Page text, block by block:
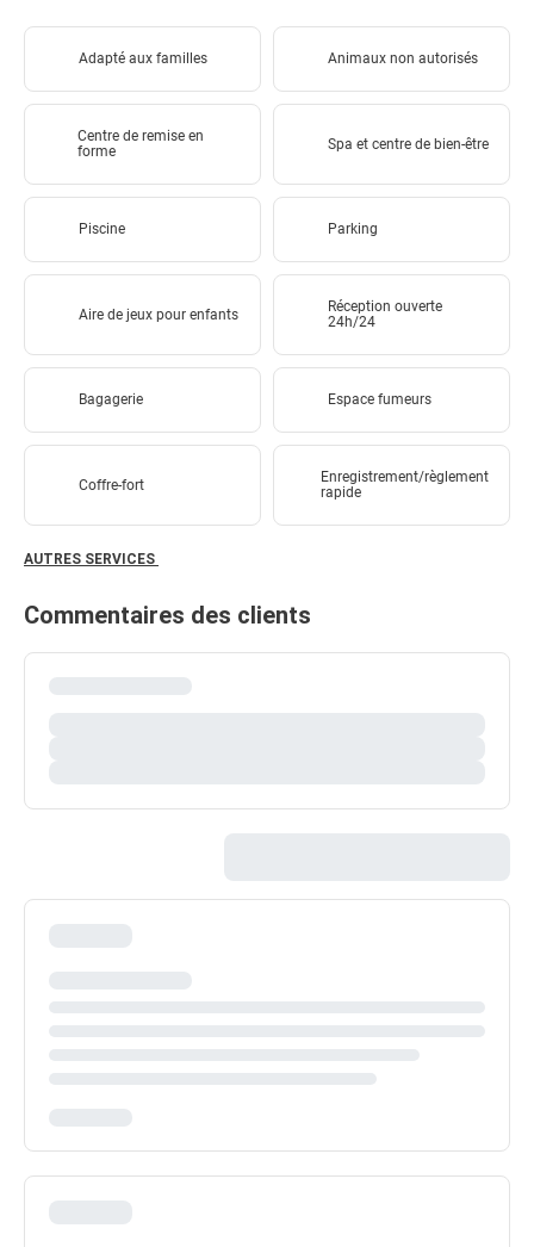
Adapté aux familles Animaux non autorisés
Centre de remise en
forme
Spa et centre de bien-être
Piscine Parking
Aire de jeux pour enfants
Réception ouverte
24h/24
Bagagerie Espace fumeurs
Coffre-fort
Enregistrement/règlement
rapide
AUTRES SERVICES
Commentaires des clients